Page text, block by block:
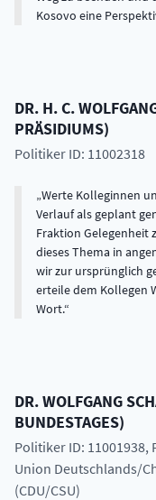
Kosovo eine
DR. H. C.
PRÄSIDIUMS)
Politiker ID: 11002318
Werte Kolleginnen
Verlauf als geplant
Fraktion Gelegenheit
dieses Thema in
wir zur ursprünglich
erteile dem Kollegen
Wort.
DR.WOLFGANG
BUNDESTAGES)
Politiker ID: 11001938,
Union Deutschlands/
(CDU/CSU)